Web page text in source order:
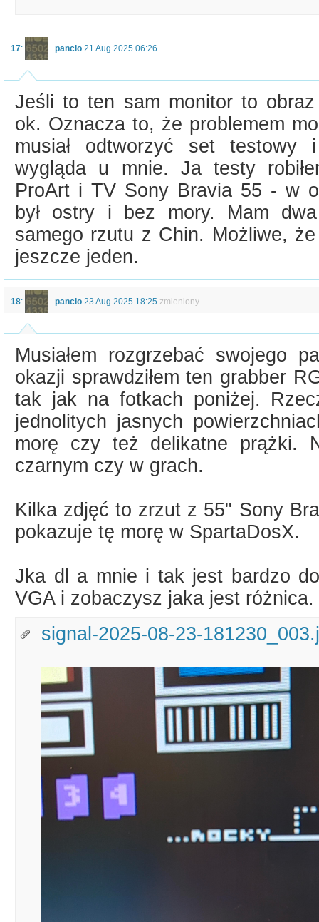
17: pancio 21 Aug 2025 06:26
Jeśli to ten sam monitor to
ok. Oznacza to, że problemem
musiał odtworzyć set
wygląda u mnie. Ja testy
ProArt i TV Sony Bravia 55 - w
był ostry i bez mory. Mam
samego rzutu z Chin. Możliwe,
jeszcze jeden.
18: pancio 23 Aug 2025 18:25 zmieniony
Musiałem rozgrzebać swojego
okazji sprawdziłem ten grabber
tak jak na fotkach poniżej.
jednolitych jasnych
morę czy też delikatne prążki.
czarnym czy w grach.
Kilka zdjęć to zrzut z 55" Sony
pokazuje tę morę w SpartaDosX.
Jka dl a mnie i tak jest bardzo
VGA i zobaczysz jaka jest różnica.
signal-2025-08-23-